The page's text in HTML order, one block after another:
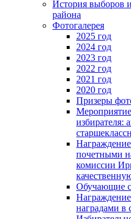
История выборов
района
Фотогалерея
2025 год
2024 год
2023 год
2022 год
2021 год
2020 год
Призеры
избирателя:
почетными
комиссии
Обучающие
наградами в